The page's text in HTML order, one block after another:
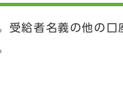
受給者名義の他の